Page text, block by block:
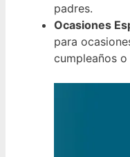
padres.
Ocasiones
para
cumpleaños